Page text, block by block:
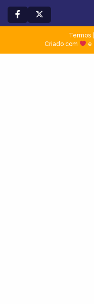
Termos|
Criado com
e